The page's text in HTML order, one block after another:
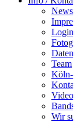
Login
Team
Köln-
Wir